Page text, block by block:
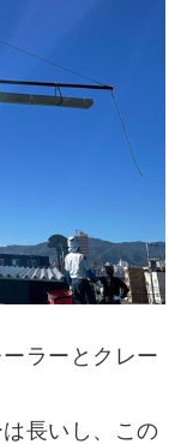
ラーとクレー
長いし、この